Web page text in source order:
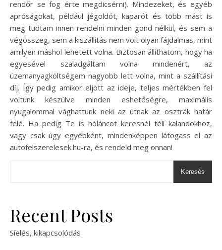
rendőr se fog érte megdicsérni). Mindezeket, és egyéb
apróságokat, például jégoldót, kaparót és több mást is
meg tudtam innen rendelni minden gond nélkül, és sem a
végösszeg, sem a kiszállítás nem volt olyan fájdalmas, mint
amilyen máshol lehetett volna. Biztosan állíthatom, hogy ha
egyesével szaladgáltam volna mindenért, az
üzemanyagköltségem nagyobb lett volna, mint a szállítási
díj. Így pedig amikor eljött az ideje, teljes mértékben fel
voltunk készülve minden eshetőségre, maximális
nyugalommal vághattunk neki az útnak az osztrák határ
felé. Ha pedig Te is hóláncot keresnél téli kalandokhoz,
vagy csak úgy egyébként, mindenképpen látogass el az
autofelszerelesek.hu-ra, és rendeld meg onnan!
Keresés
Recent Posts
Síelés, kikapcsolódás